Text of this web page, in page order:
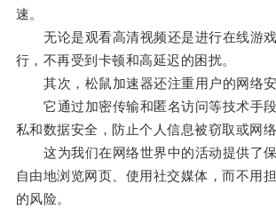
速。
无论是观看高清视频还是进行在线游
行，不再受到卡顿和高延迟的困扰。
其次，松鼠加速器还注重用户的网络安
它通过加密传输和匿名访问等技术手段
私和数据安全，防止个人信息被窃取或网络
这为我们在网络世界中的活动提供了保
自由地浏览网页、使用社交媒体，而不用
的风险。